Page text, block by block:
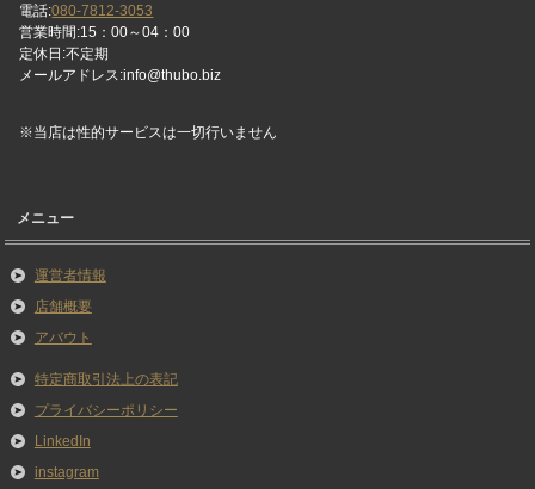
電話:080-7812-3053
営業時間:15：00～04：00
定休日:不定期
メールアドレス:info@thubo.biz
※当店は性的サービスは一切行いません
メニュー
運営者情報
店舗概要
アバウト
特定商取引法上の表記
プライバシーポリシー
LinkedIn
instagram